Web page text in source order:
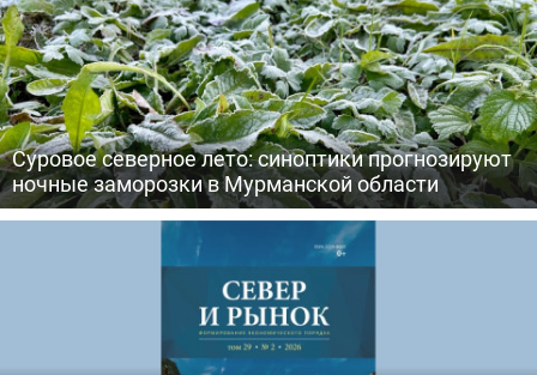
Суровое северное лето: синоптики прогнозируют
ночные заморозки в Мурманской области